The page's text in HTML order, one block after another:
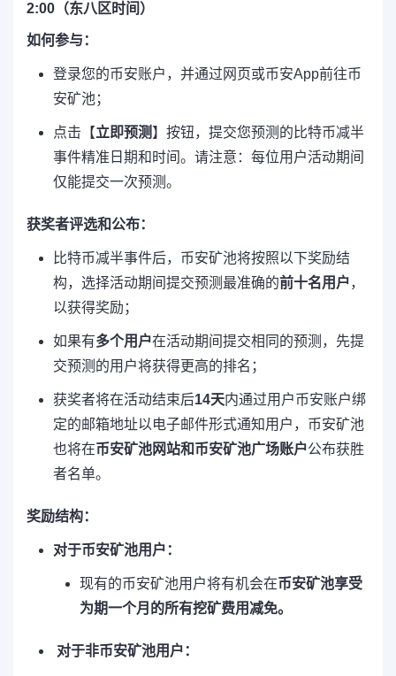
2:00（东八区时间）
如何参与：
登录您的币安账户，并通过网页或币安App前往币
安矿池；
点击【立即预测】按钮，提交您预测的比特币减半
事件精准日期和时间。请注意：每位用户活动期间
仅能提交一次预测。
获奖者评选和公布：
比特币减半事件后，币安矿池将按照以下奖励结
构，选择活动期间提交预测最准确的前十名用户，
以获得奖励；
如果有多个用户在活动期间提交相同的预测，先提
交预测的用户将获得更高的排名；
获奖者将在活动结束后14天内通过用户币安账户绑
定的邮箱地址以电子邮件形式通知用户，币安矿池
也将在币安矿池网站和币安矿池广场账户公布获胜
者名单。
奖励结构：
对于币安矿池用户：
现有的币安矿池用户将有机会在币安矿池享受
为期一个月的所有挖矿费用减免。
对于非币安矿池用户：